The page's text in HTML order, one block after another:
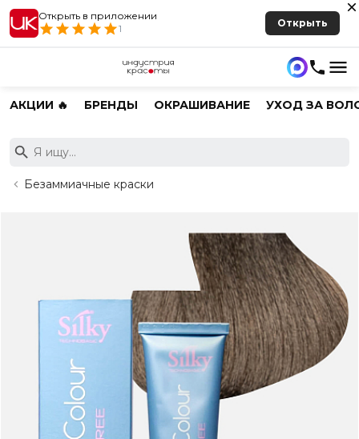
Открыть в приложении
1
Открыть
АКЦИИ 🔥 БРЕНДЫ ОКРАШИВАНИЕ УХОД ЗА
Безаммиачные краски